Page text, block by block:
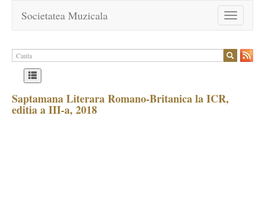
Toggle
navigation
Societatea Muzicala
Saptamana Literara Romano-Britanica la ICR,
editia a III-a, 2018